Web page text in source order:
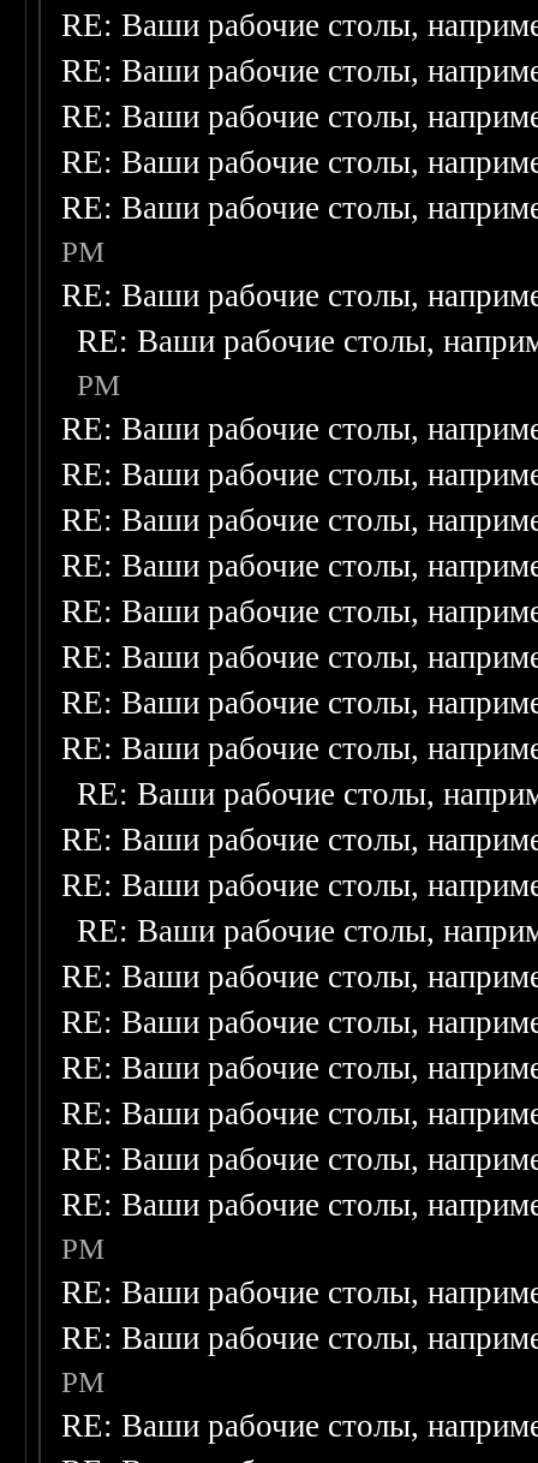
RE: Ваши рабочие столы,
RE: Ваши рабочие столы,
RE: Ваши рабочие столы,
RE: Ваши рабочие столы,
RE: Ваши рабочие столы,
PM
RE: Ваши рабочие столы,
RE: Ваши рабочие столы,
PM
RE: Ваши рабочие столы,
RE: Ваши рабочие столы,
RE: Ваши рабочие столы,
RE: Ваши рабочие столы,
RE: Ваши рабочие столы,
RE: Ваши рабочие столы,
RE: Ваши рабочие столы,
RE: Ваши рабочие столы,
RE: Ваши рабочие столы,
RE: Ваши рабочие столы,
RE: Ваши рабочие столы,
RE: Ваши рабочие столы,
RE: Ваши рабочие столы,
RE: Ваши рабочие столы,
RE: Ваши рабочие столы,
RE: Ваши рабочие столы,
RE: Ваши рабочие столы,
RE: Ваши рабочие столы,
PM
RE: Ваши рабочие столы,
RE: Ваши рабочие столы,
PM
RE: Ваши рабочие столы,